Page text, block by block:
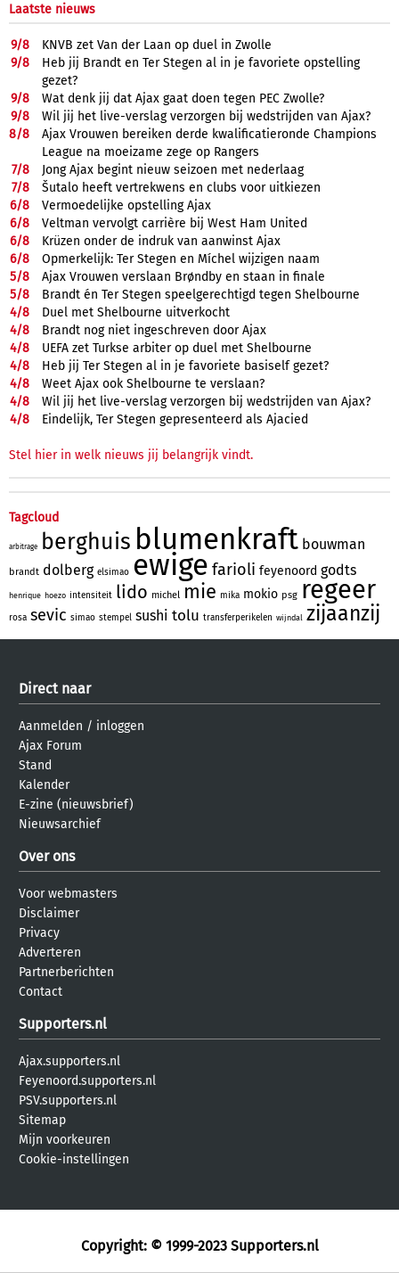
Laatste nieuws
9/8
KNVB zet Van der Laan op duel in Zwolle
9/8
Heb jij Brandt en Ter Stegen al in je favoriete opstelling
gezet?
9/8
Wat denk jij dat Ajax gaat doen tegen PEC Zwolle?
9/8
Wil jij het live-verslag verzorgen bij wedstrijden van Ajax?
8/8
Ajax Vrouwen bereiken derde kwalificatieronde Champions
League na moeizame zege op Rangers
7/8
Jong Ajax begint nieuw seizoen met nederlaag
7/8
Šutalo heeft vertrekwens en clubs voor uitkiezen
6/8
Vermoedelijke opstelling Ajax
6/8
Veltman vervolgt carrière bij West Ham United
6/8
Krüzen onder de indruk van aanwinst Ajax
6/8
Opmerkelijk: Ter Stegen en Míchel wijzigen naam
5/8
Ajax Vrouwen verslaan Brøndby en staan in finale
5/8
Brandt én Ter Stegen speelgerechtigd tegen Shelbourne
4/8
Duel met Shelbourne uitverkocht
4/8
Brandt nog niet ingeschreven door Ajax
4/8
UEFA zet Turkse arbiter op duel met Shelbourne
4/8
Heb jij Ter Stegen al in je favoriete basiself gezet?
4/8
Weet Ajax ook Shelbourne te verslaan?
4/8
Wil jij het live-verslag verzorgen bij wedstrijden van Ajax?
4/8 Eindelijk, Ter Stegen gepresenteerd als Ajacied
Stel hier in welk nieuws jij belangrijk vindt.
Tagcloud
arbitrage berghuis blumenkraft bouwman
brandt dolberg elsimao ewige farioli feyenoord godts
henrique hoezo intensiteit lido michel mie mika mokio psg regeer
rosa sevic simao stempel sushi tolu transferperikelen wijndal zijaanzij
Direct naar
Aanmelden / inloggen
Ajax Forum
Stand
Kalender
E-zine (nieuwsbrief)
Nieuwsarchief
Over ons
Voor webmasters
Disclaimer
Privacy
Adverteren
Partnerberichten
Contact
Supporters.nl
Ajax.supporters.nl
Feyenoord.supporters.nl
PSV.supporters.nl
Sitemap
Mijn voorkeuren
Cookie-instellingen
Copyright: © 1999-2023 Supporters.nl